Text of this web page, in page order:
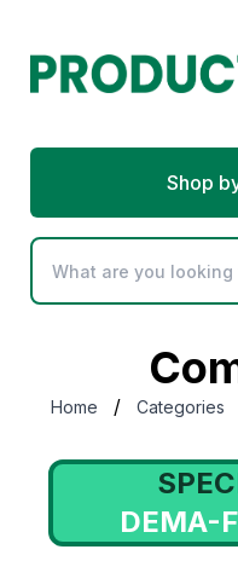
Shop
Home / Categories
DEMA-